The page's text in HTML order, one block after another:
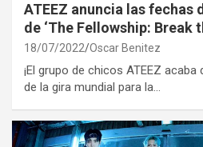
ATEEZ anuncia las fechas
de ‘The Fellowship: Break
18/07/2022 Oscar Benitez
¡El grupo de chicos ATEEZ
de la gira mundial para la…